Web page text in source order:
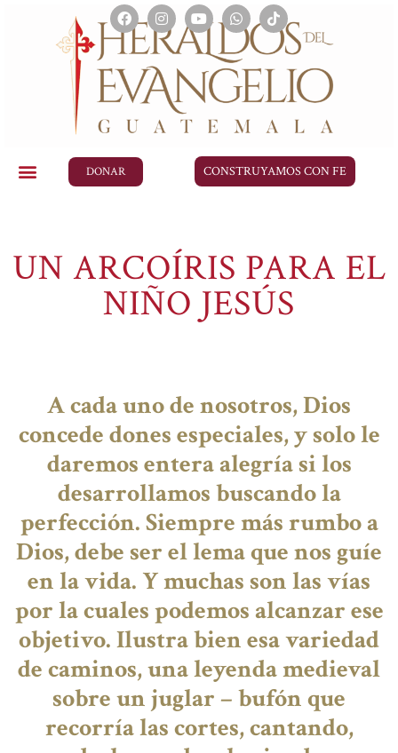
DONAR CONSTRUYAMOS CON FE
UN ARCOÍRIS PARA EL
NIÑO JESÚS
A cada uno de nosotros, Dios
concede dones especiales, y solo le
daremos entera alegría si los
desarrollamos buscando la
perfección. Siempre más rumbo a
Dios, debe ser el lema que nos guíe
en la vida. Y muchas son las vías
por la cuales podemos alcanzar ese
objetivo. Ilustra bien esa variedad
de caminos, una leyenda medieval
sobre un juglar – bufón que
recorría las cortes, cantando,